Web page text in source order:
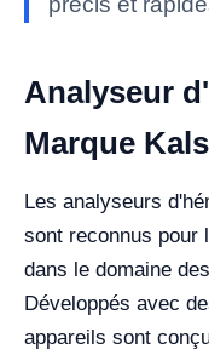
Analyseur
Marque
Les analyseurs
sont reconnus pour
dans le domaine
Développés avec
appareils sont